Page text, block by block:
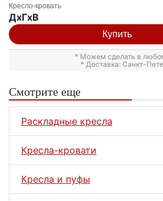
Кресло-кровать
ДxГxВ
Купить
* Можем сделать в
* Доставка: Санкт-
Смотрите еще
Раскладные кресла
Кресла-кровати
Кресла и пуфы